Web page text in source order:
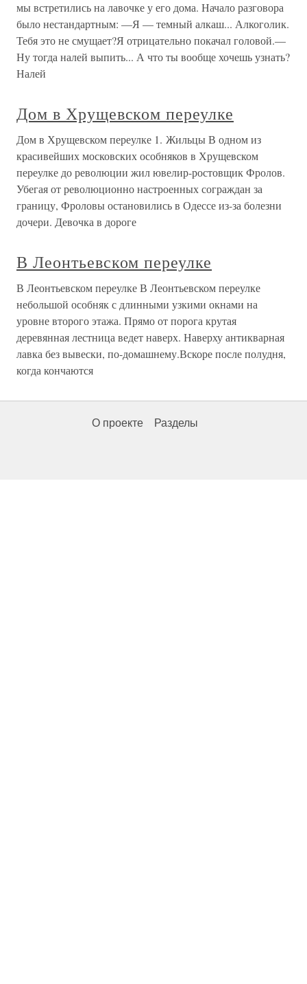
мы встретились на лавочке у его дома. Начало разговора
было нестандартным: —Я — темный алкаш... Алкоголик.
Тебя это не смущает?Я отрицательно покачал головой.—
Ну тогда налей выпить... А что ты вообще хочешь узнать?
Налей
Дом в Хрущевском переулке
Дом в Хрущевском переулке 1. Жильцы В одном из
красивейших московских особняков в Хрущевском
переулке до революции жил ювелир-ростовщик Фролов.
Убегая от революционно настроенных сограждан за
границу, Фроловы остановились в Одессе из-за болезни
дочери. Девочка в дороге
В Леонтьевском переулке
В Леонтьевском переулке В Леонтьевском переулке
небольшой особняк с длинными узкими окнами на
уровне второго этажа. Прямо от порога крутая
деревянная лестница ведет наверх. Наверху антикварная
лавка без вывески, по-домашнему.Вскоре после полудня,
когда кончаются
О проекте Разделы